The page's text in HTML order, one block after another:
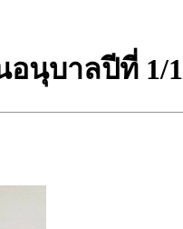
นุบาลปีที่ 1/1